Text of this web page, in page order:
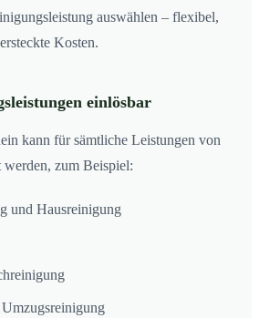
auswählen – flexibel,
Kosten.
einlösbar
kann für sämtliche Leistungen von
werden, zum Beispiel:
und Hausreinigung